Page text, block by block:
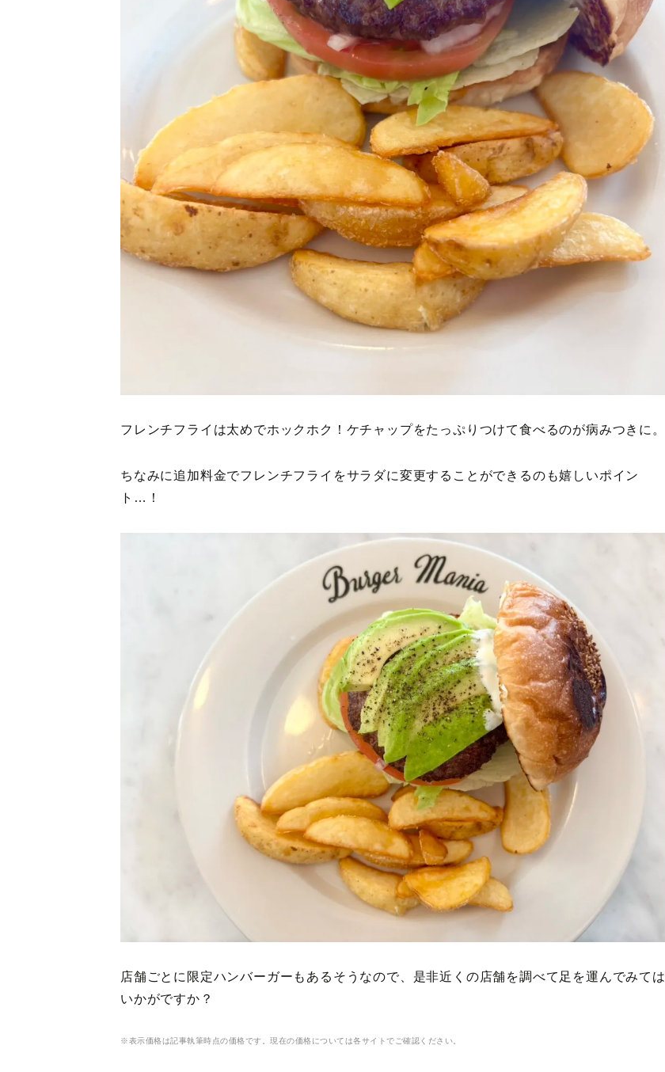
フレンチフライは太めでホックホク！ケチャップをたっぷりつけて食べるのが病みつきに。
ちなみに追加料金でフレンチフライをサラダに変更することができるのも嬉しいポイン
ト…！
店舗ごとに限定ハンバーガーもあるそうなので、是非近くの店舗を調べて足を運んでみては
いかがですか？
※表示価格は記事執筆時点の価格です。現在の価格については各サイトでご確認ください。